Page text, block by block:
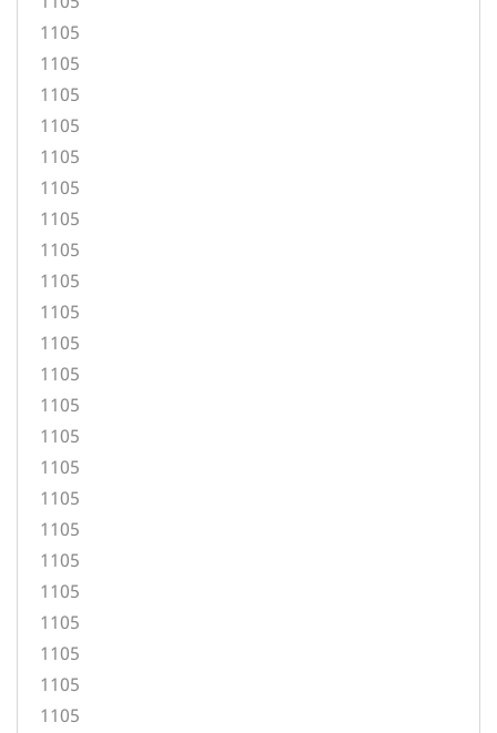
1105
1105
1105
1105
1105
1105
1105
1105
1105
1105
1105
1105
1105
1105
1105
1105
1105
1105
1105
1105
1105
1105
1105